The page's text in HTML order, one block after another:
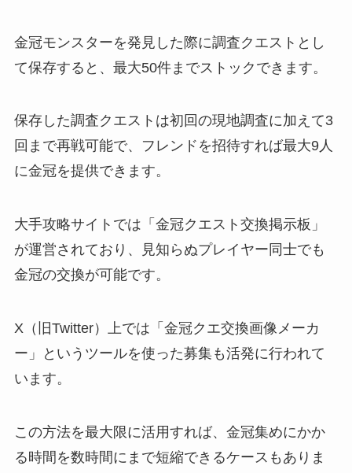
金冠モンスターを発見した際に調査クエストとし
て保存すると、最大50件までストックできます。
保存した調査クエストは初回の現地調査に加えて3
回まで再戦可能で、フレンドを招待すれば最大9人
に金冠を提供できます。
大手攻略サイトでは「金冠クエスト交換掲示板」
が運営されており、見知らぬプレイヤー同士でも
金冠の交換が可能です。
X（旧Twitter）上では「金冠クエ交換画像メーカ
ー」というツールを使った募集も活発に行われて
います。
この方法を最大限に活用すれば、金冠集めにかか
る時間を数時間にまで短縮できるケースもありま